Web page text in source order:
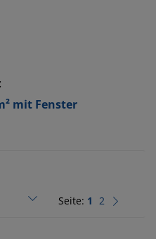
mit Fenster
Seite: 1 2